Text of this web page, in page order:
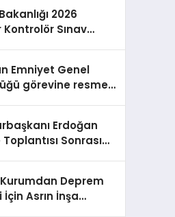
2026
Sınav
Emniyet Genel
görevine resmen
Erdoğan
Sonrası
Deprem
İçin Asrın İnşa